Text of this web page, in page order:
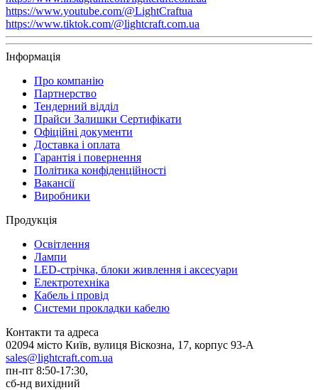
https://www.youtube.com/@LightCraftua
https://www.tiktok.com/@lightcraft.com.ua
Інформація
Про компанію
Партнерство
Тендерний відділ
Прайси Залишки Сертифікати
Офіційні документи
Доставка і оплата
Гарантія і повернення
Політика конфіденційності
Вакансії
Виробники
Продукція
Освітлення
Лампи
LED-стрічка, блоки живлення і аксесуари
Електротехніка
Кабель і провід
Системи прокладки кабелю
Контакти та адреса
02094 місто Київ, вулиця Віскозна, 17, корпус 93-А
sales@lightcraft.com.ua
пн-пт 8:50-17:30,
сб-нд вихідний